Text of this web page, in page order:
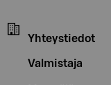
Yhteystiedot
Valmistaja